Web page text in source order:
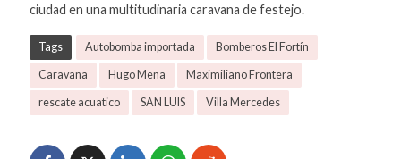
ciudad en una multitudinaria caravana de festejo.
Tags Autobomba importada Bomberos El Fortín
Caravana Hugo Mena Maximiliano Frontera
rescate acuatico SAN LUIS Villa Mercedes